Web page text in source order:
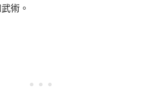
術。